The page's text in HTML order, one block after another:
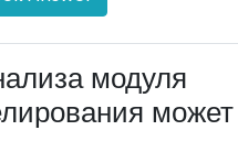
модуля
может